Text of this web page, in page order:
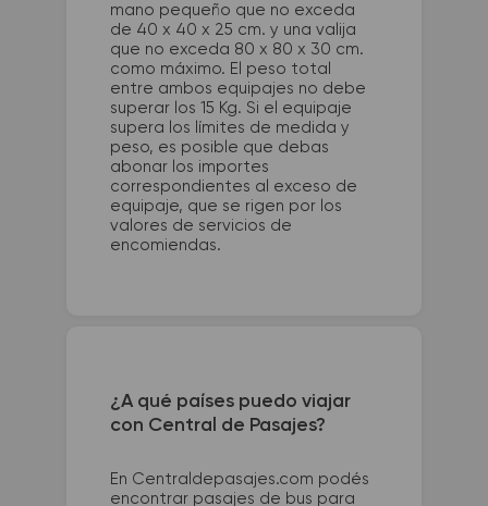
mano pequeño que no exceda
de 40 x 40 x 25 cm. y una valija
que no exceda 80 x 80 x 30 cm.
como máximo. El peso total
entre ambos equipajes no debe
superar los 15 Kg. Si el equipaje
supera los límites de medida y
peso, es posible que debas
abonar los importes
correspondientes al exceso de
equipaje, que se rigen por los
valores de servicios de
encomiendas.
¿A qué países puedo viajar
con Central de Pasajes?
En Centraldepasajes.com podés
encontrar pasajes de bus para